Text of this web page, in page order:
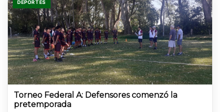
DEPORTES
Torneo Federal A: Defensores comenzó la
pretemporada